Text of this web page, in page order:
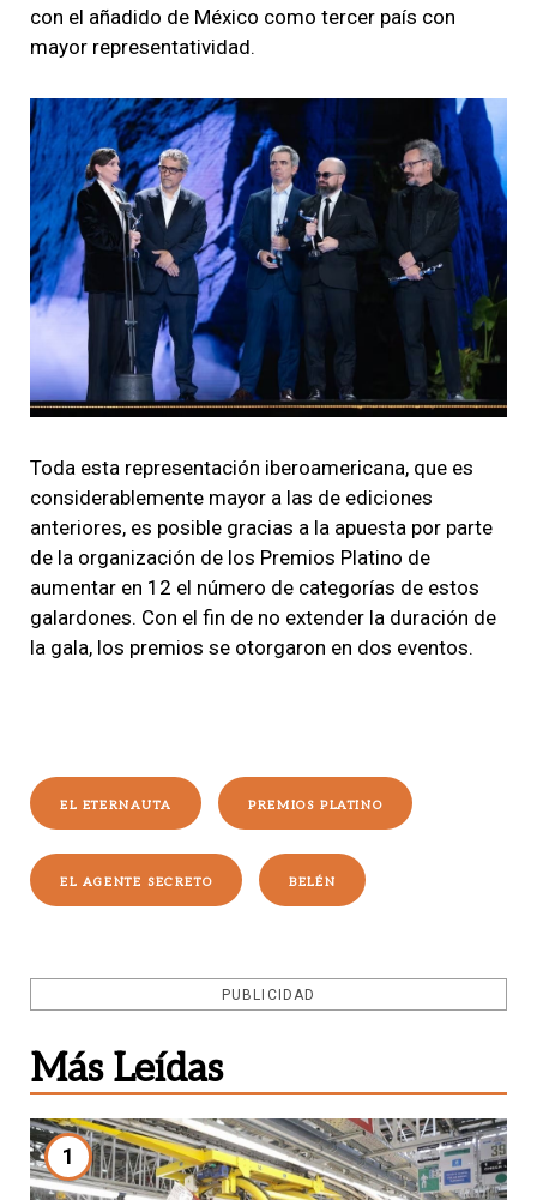
con el añadido de México como tercer país con
mayor representatividad.
Toda esta representación iberoamericana, que es
considerablemente mayor a las de ediciones
anteriores, es posible gracias a la apuesta por parte
de la organización de los Premios Platino de
aumentar en 12 el número de categorías de estos
galardones. Con el fin de no extender la duración de
la gala, los premios se otorgaron en dos eventos.
EL ETERNAUTA PREMIOS PLATINO
EL AGENTE SECRETO BELÉN
PUBLICIDAD
Más Leídas
1